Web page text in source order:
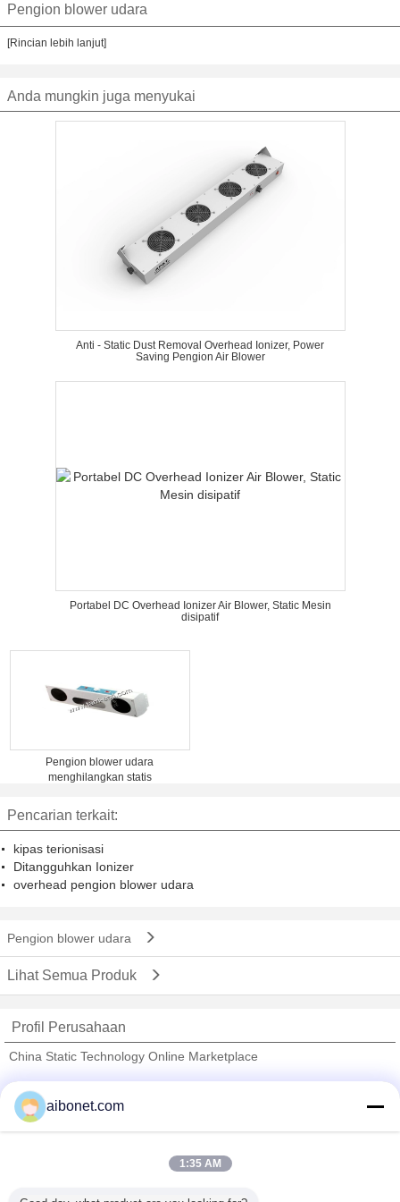
Pengion blower udara
[Rincian lebih lanjut]
Anda mungkin juga menyukai
Anti - Static Dust Removal Overhead Ionizer, Power
Saving Pengion Air Blower
Portabel DC Overhead Ionizer Air Blower, Static Mesin
disipatif
Pengion blower udara
menghilangkan statis
Pencarian terkait:
kipas terionisasi
Ditangguhkan Ionizer
overhead pengion blower udara
Pengion blower udara
Lihat Semua Produk
Profil Perusahaan
China Static Technology Online Marketplace
Trust Seal
aibonet.com
1:35 AM